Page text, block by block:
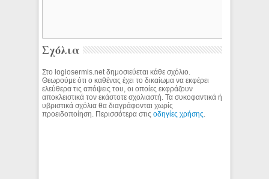
Σχόλια
Στο logiosermis.net δημοσιεύεται κάθε σχόλιο.
Θεωρούμε ότι ο καθένας έχει το δικαίωμα να εκφέρει
ελεύθερα τις απόψεις του, οι οποίες εκφράζουν
αποκλειστικά τον εκάστοτε σχολιαστή. Τα συκοφαντικά ή
υβριστικά σχόλια θα διαγράφονται χωρίς
προειδοποίηση. Περισσότερα στιςοδηγίες χρήσης.